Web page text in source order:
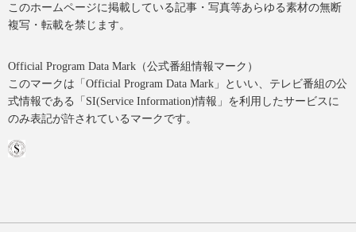
このホームページに掲載している記事・写真等あらゆる素材の無断
複写・転載を禁じます。
Official Program Data Mark（公式番組情報マーク）
このマークは「Official Program Data Mark」といい、テレビ番組の公
式情報である「SI(Service Information)情報」を利用したサービスに
のみ表記が許されているマークです。